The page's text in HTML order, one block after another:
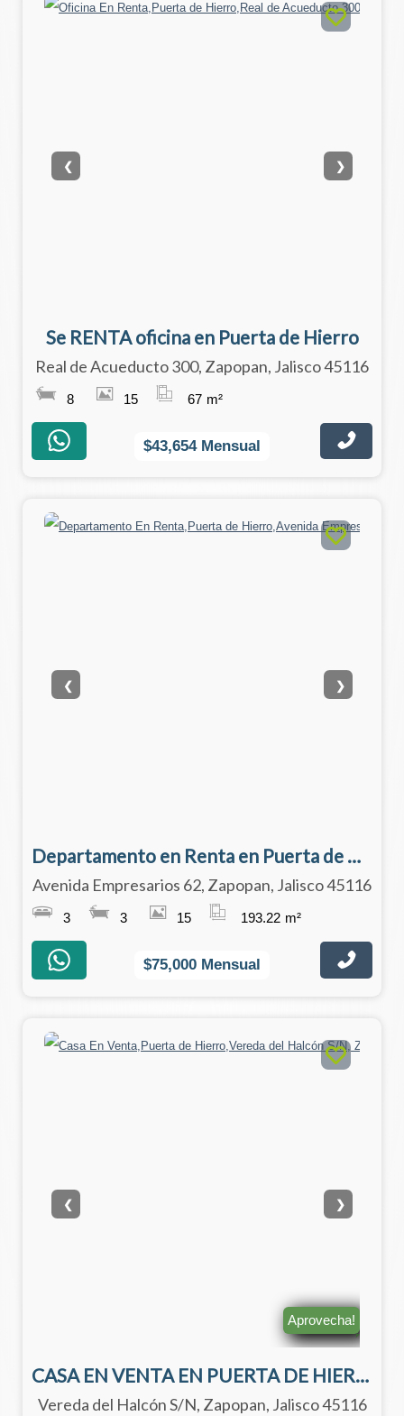
❮ ❯
Se RENTA oficina en Puerta de Hierro
Real de Acueducto 300, Zapopan, Jalisco 45116
8 15 67 m²
$43,654 Mensual
❮ ❯
Departamento en Renta en Puerta de Hierro
Avenida Empresarios 62, Zapopan, Jalisco 45116
3 3 15 193.22 m²
$75,000 Mensual
❮ ❯
Aprovecha!
CASA EN VENTA EN PUERTA DE HIERRO
Vereda del Halcón S/N, Zapopan, Jalisco 45116